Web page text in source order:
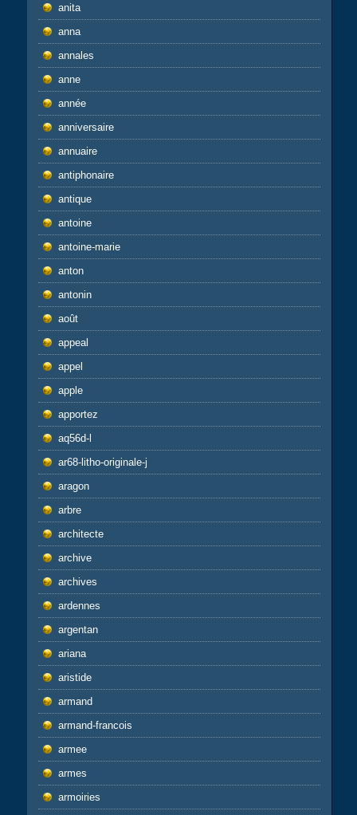
anita
anna
annales
anne
année
anniversaire
annuaire
antiphonaire
antique
antoine
antoine-marie
anton
antonin
août
appeal
appel
apple
apportez
aq56d-l
ar68-litho-originale-j
aragon
arbre
architecte
archive
archives
ardennes
argentan
ariana
aristide
armand
armand-francois
armee
armes
armoiries